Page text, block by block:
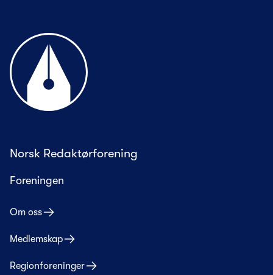
Til forsiden
Norsk Redaktørforening
Foreningen
Om oss
Medlemskap
Regionforeninger